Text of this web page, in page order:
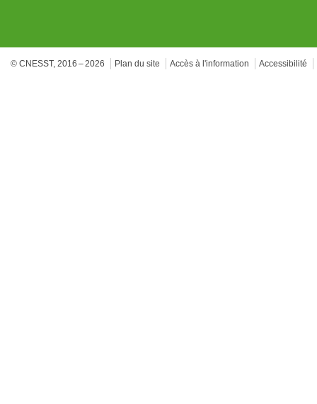
© CNESST, 2016 – 2026 Plan du site Accès à l'information Accessibilité